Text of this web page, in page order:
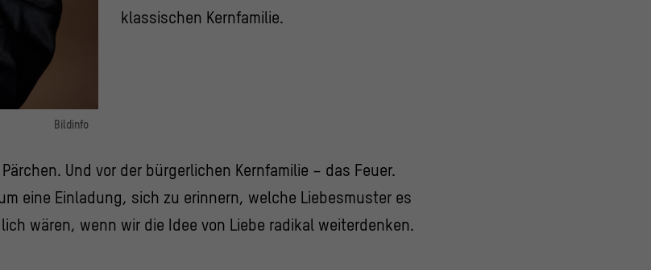
Bildinfo
© Dorothea Tuch
klassischen Kernfamilie.
Und vor der bürgerlichen Kernfamilie – das Feuer.
eine Einladung, sich zu erinnern, welche Liebesmuster es
wären, wenn wir die Idee von Liebe radikal weiterdenken.